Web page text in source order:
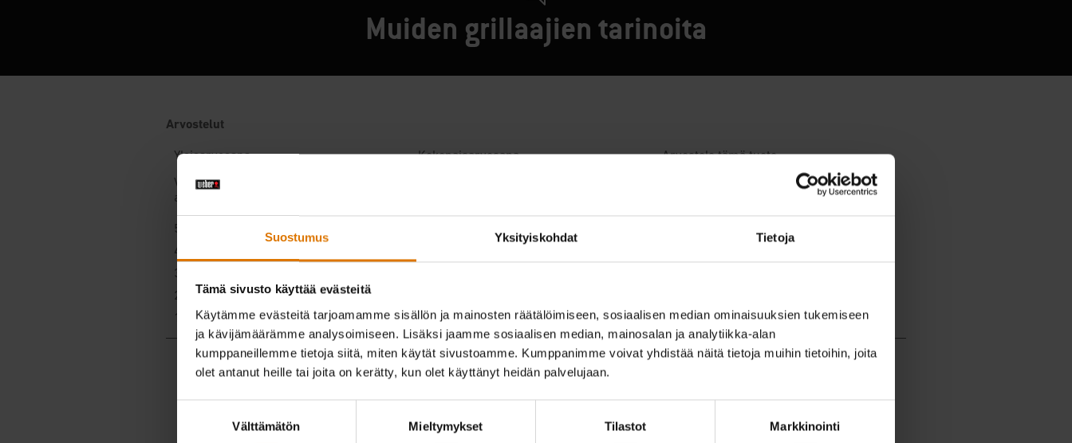
Suostumus Yksityiskohdat Tietoja
Tämä sivusto käyttää evästeitä
Käytämme evästeitä tarjoamamme sisällön ja mainosten räätälöimiseen, sosiaalisen median ominaisuuksien tukemiseen
ja kävijämäärämme analysoimiseen. Lisäksi jaamme sosiaalisen median, mainosalan ja analytiikka-alan
kumppaneillemme tietoja siitä, miten käytät sivustoamme. Kumppanimme voivat yhdistää näitä tietoja muihin tietoihin, joita
olet antanut heille tai joita on kerätty, kun olet käyttänyt heidän palvelujaan.
Välttämätön Mieltymykset Tilastot Markkinointi
Muiden grillaajien tarinoita